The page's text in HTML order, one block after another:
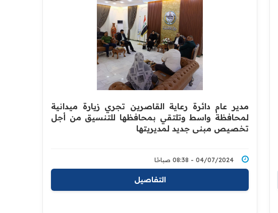
مدير عام دائرة رعاية القاصرين تجري زيارة ميدانية
لمحافظة واسط وتلتقي بمحافظها للتنسيق من أجل
تخصيص مبنى جديد لمديريتها
04/07/2024 - 08:38 صباحًا
التفاصيل